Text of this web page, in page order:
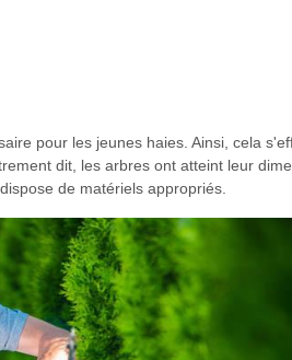
pour les jeunes haies. Ainsi, cela
dit, les arbres ont atteint leur
de matériels appropriés.